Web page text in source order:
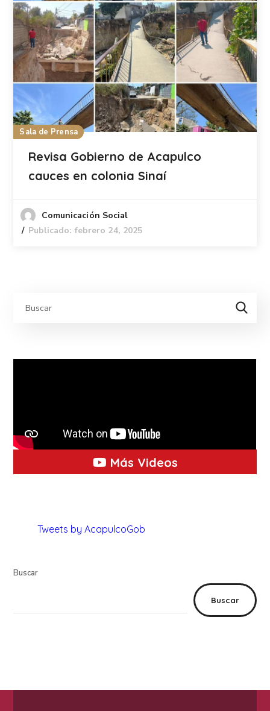
Sala de Prensa
Revisa Gobierno de Acapulco
cauces en colonia Sinaí
Comunicación Social
Publicado: febrero 24, 2025
Más Videos
Tweets by AcapulcoGob
Buscar
Buscar